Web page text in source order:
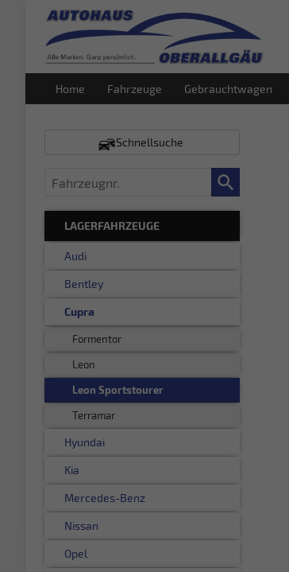
Home Fahrzeuge Gebrauchtwagen
Schnellsuche
Fahrzeugnr.
LAGERFAHRZEUGE
Audi
Bentley
Cupra
Formentor
Leon
Leon Sportstourer
Terramar
Hyundai
Kia
Mercedes-Benz
Nissan
Opel